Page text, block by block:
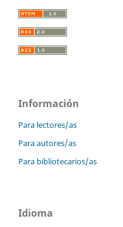
Información
Para lectores/as
Para autores/as
Para bibliotecarios/as
Idioma